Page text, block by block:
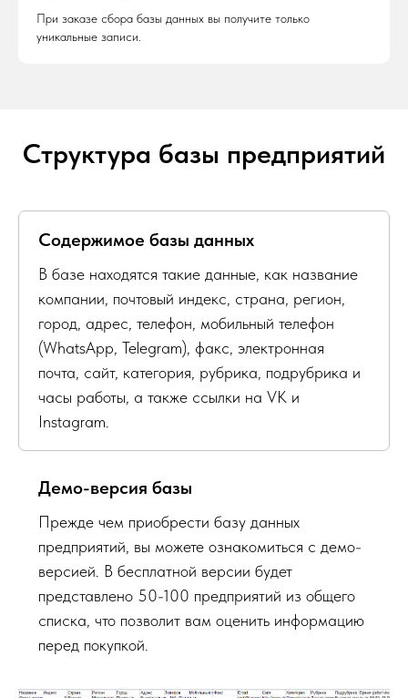
При заказе сбора базы данных вы получите только
уникальные записи.
Структура базы предприятий
Содержимое базы данных
В базе находятся такие данные, как название
компании, почтовый индекс, страна, регион,
город, адрес, телефон, мобильный телефон
(WhatsApp, Telegram), факс, электронная
почта, сайт, категория, рубрика, подрубрика и
часы работы, а также ссылки на VK и
Instagram.
Демо-версия базы
Прежде чем приобрести базу данных
предприятий, вы можете ознакомиться с демо-
версией. В бесплатной версии будет
представлено 50-100 предприятий из общего
списка, что позволит вам оценить информацию
перед покупкой.